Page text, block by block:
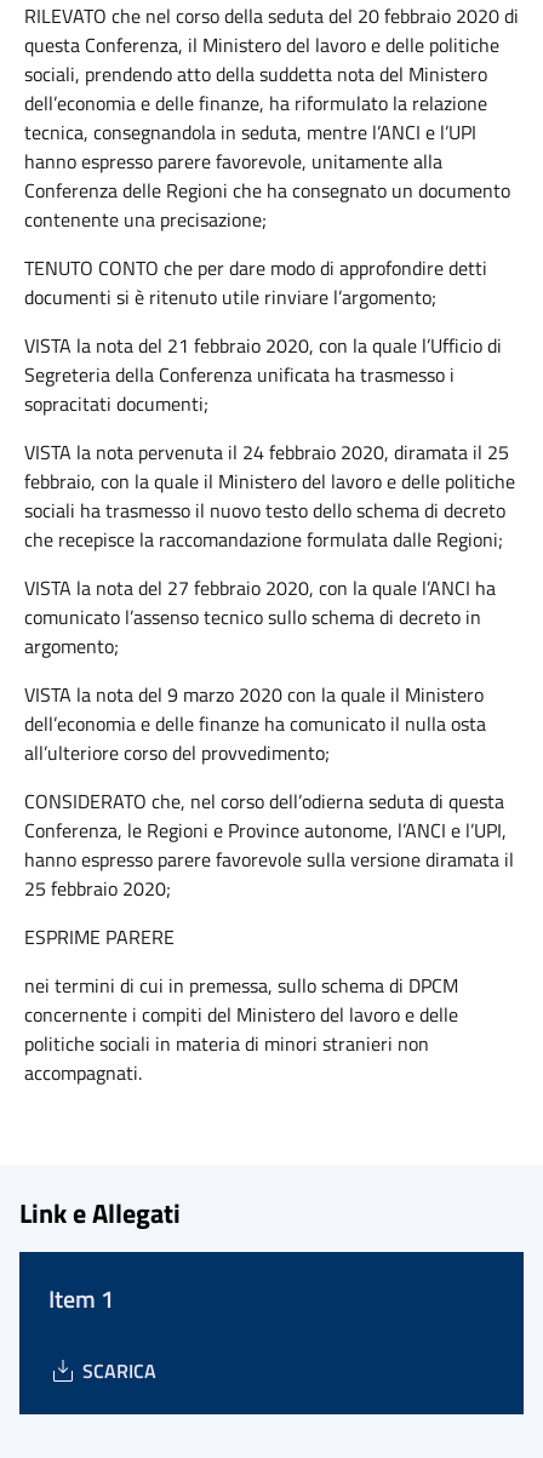
RILEVATO che nel corso della seduta del 20 febbraio 2020 di
questa Conferenza, il Ministero del lavoro e delle politiche
sociali, prendendo atto della suddetta nota del Ministero
dell’economia e delle finanze, ha riformulato la relazione
tecnica, consegnandola in seduta, mentre l’ANCI e l’UPI
hanno espresso parere favorevole, unitamente alla
Conferenza delle Regioni che ha consegnato un documento
contenente una precisazione;
TENUTO CONTO che per dare modo di approfondire detti
documenti si è ritenuto utile rinviare l’argomento;
VISTA la nota del 21 febbraio 2020, con la quale l’Ufficio di
Segreteria della Conferenza unificata ha trasmesso i
sopracitati documenti;
VISTA la nota pervenuta il 24 febbraio 2020, diramata il 25
febbraio, con la quale il Ministero del lavoro e delle politiche
sociali ha trasmesso il nuovo testo dello schema di decreto
che recepisce la raccomandazione formulata dalle Regioni;
VISTA la nota del 27 febbraio 2020, con la quale l’ANCI ha
comunicato l’assenso tecnico sullo schema di decreto in
argomento;
VISTA la nota del 9 marzo 2020 con la quale il Ministero
dell’economia e delle finanze ha comunicato il nulla osta
all’ulteriore corso del provvedimento;
CONSIDERATO che, nel corso dell’odierna seduta di questa
Conferenza, le Regioni e Province autonome, l’ANCI e l’UPI,
hanno espresso parere favorevole sulla versione diramata il
25 febbraio 2020;
ESPRIME PARERE
nei termini di cui in premessa, sullo schema di DPCM
concernente i compiti del Ministero del lavoro e delle
politiche sociali in materia di minori stranieri non
accompagnati.
Link e Allegati
Item 1
SCARICA